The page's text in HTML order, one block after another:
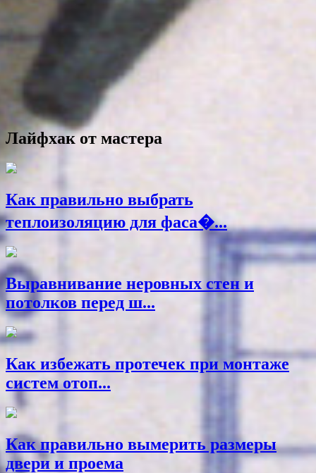
Лайфхак от мастера
Как правильно выбрать
теплоизоляцию для фаса�...
Выравнивание неровных стен и
потолков перед ш...
Как избежать протечек при монтаже
систем отоп...
Как правильно вымерить размеры
двери и проема